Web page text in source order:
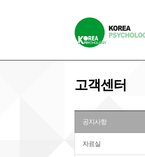
고객센터
공지사항
자료실